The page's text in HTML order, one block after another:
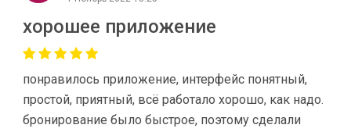
хорошее приложение
понравилось приложение, интерфейс понятный,
простой, приятный, всё работало хорошо, как надо.
бронирование было быстрое, поэтому сделали